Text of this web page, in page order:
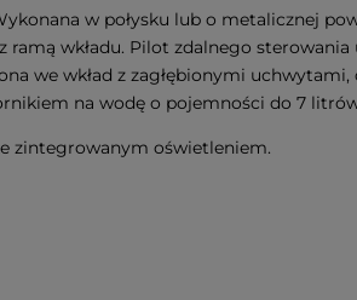
w połysku lub o metalicznej
wkładu. Pilot zdalnego
we wkład z zagłębionymi
na wodę o pojemności do 7
zintegrowanym oświetleniem.